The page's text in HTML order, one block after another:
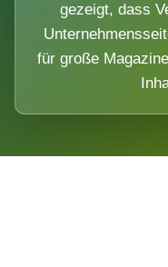
gezeigt, dass
für große